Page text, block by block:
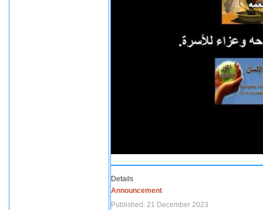
Details
Announcement
Published: 21 December 2023